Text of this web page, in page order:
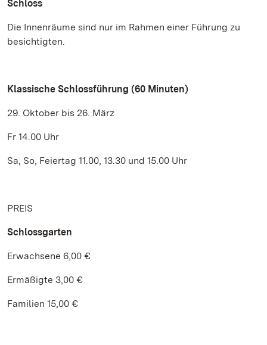
Schloss
Die Innenräume sind nur im Rahmen einer Führung zu
besichtigten.
Klassische Schlossführung (60 Minuten)
29. Oktober bis 26. März
Fr 14.00 Uhr
Sa, So, Feiertag 11.00, 13.30 und 15.00 Uhr
PREIS
Schlossgarten
Erwachsene 6,00 €
Ermäßigte 3,00 €
Familien 15,00 €